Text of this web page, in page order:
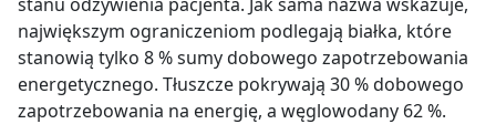
największym ograniczeniom podlegają białka, które
stanowią tylko 8 % sumy dobowego zapotrzebowania
energetycznego. Tłuszcze pokrywają 30 % dobowego
zapotrzebowania na energię, a węglowodany 62 %.